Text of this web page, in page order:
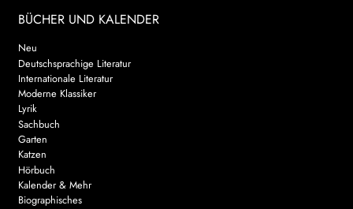
BÜCHER UND KALENDER
Neu
Deutschsprachige Literatur
Internationale Literatur
Moderne Klassiker
Lyrik
Sachbuch
Garten
Katzen
Hörbuch
Kalender & Mehr
Biographisches